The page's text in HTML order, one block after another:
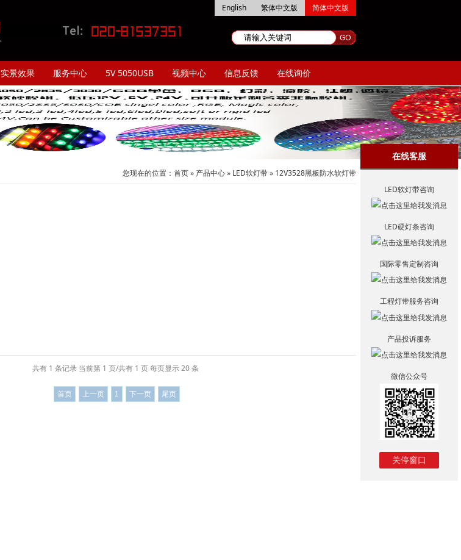
简体中文版
繁体中文版
English
实景效果 服务中心 5V 5050USB 视频中心 信息反馈 在线询价
您现在的位置： 首页» 产品中心» LED软灯带» 12V3528黑板防水软灯带
共有 1 条记录 当前第 1 页/共有 1 页 每页显示 20 条
首页 上一页 1 下一页 尾页
在线客服
LED软灯带咨询
LED硬灯条咨询
国际零售定制咨询
工程灯带服务咨询
产品投诉服务
微信公众号
关停窗口